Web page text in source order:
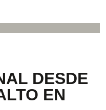
DESDE
EN